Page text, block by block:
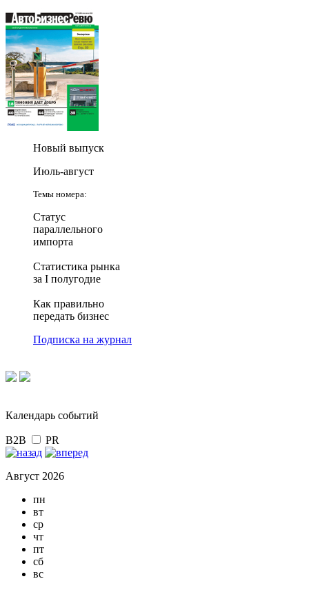
Новый выпуск
Июль-август
Темы номера:
Статус
параллельного
импорта
Статистика рынка
за I полугодие
Как правильно
передать бизнес
Подписка на журнал
Календарь событий
B2B PR
Август 2026
пн
вт
ср
чт
пт
сб
вс